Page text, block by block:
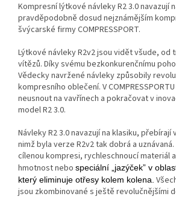
Kompresní lýtkové návleky R2 3.0 navazují
pravděpodobně dosud nejznámějším
švýcarské firmy COMPRESSPORT.
Lýtkové návleky R2v2 jsou vidět všude, od
vítězů. Díky svému bezkonkurenčnímu
Vědecky navržené návleky způsobily
kompresního oblečení. V
neusnout na vavřínech a pokračovat v
model R2 3.0.
Návleky R2 3.0 navazují na klasiku,
nimž byla verze R2v2 tak dobrá a
cílenou kompresi, rychleschnoucí materiál
hmotnost nebo speciální „jazýček” v
který eliminuje otřesy kolem kolena.
jsou zkombinované s ještě revolučnějšími